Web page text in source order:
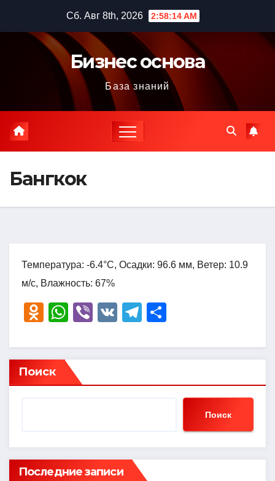
содержимому
Сб. Авг 8th, 2026 2:58:15 AM
Бизнес основа
База знаний
Бангкок
Температура: -6.4°C, Осадки: 96.6 мм, Ветер: 10.9
м/с, Влажность: 67%
O
n
o
kl
ni
ki
W
at
s
A
Vi
er
V
T
e
a
р
в
ть
Поиск
Поиск
Последние записи